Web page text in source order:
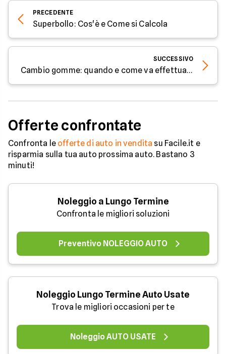
PRECEDENTE
Superbollo: Cos'è e Come si Calcola
SUCCESSIVO
Cambio gomme: quando e come va effettuato
Offerte confrontate
Confronta le offerte di auto in vendita su Facile.it e
risparmia sulla tua auto prossima auto. Bastano 3
minuti!
Noleggio a Lungo Termine
Confronta le migliori soluzioni
Preventivo NOLEGGIO AUTO
Noleggio Lungo Termine Auto Usate
Trova le migliori occasioni per te
Noleggio AUTO USATE